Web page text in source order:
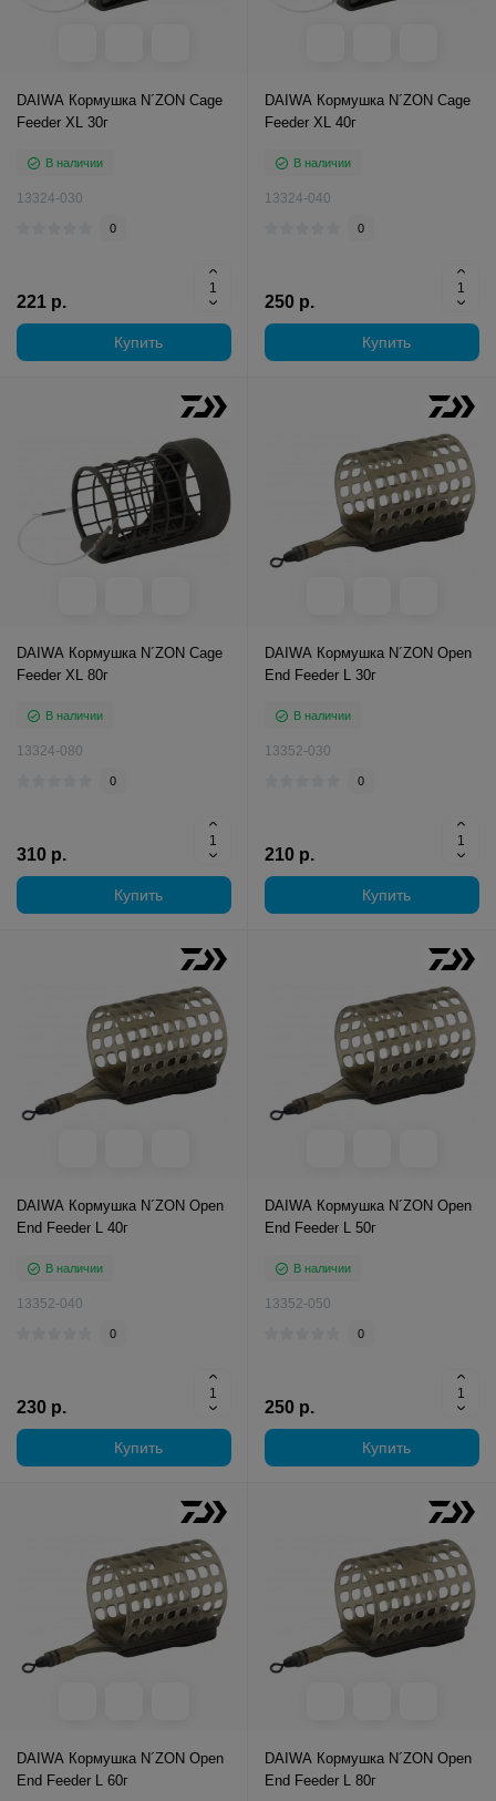
DAIWA Кормушка N´ZON Cage
Feeder XL 30г
В наличии
13324-030
0
221 р.
Купить
DAIWA Кормушка N´ZON Cage
Feeder XL 40г
В наличии
13324-040
0
250 р.
Купить
DAIWA Кормушка N´ZON Cage
Feeder XL 80г
В наличии
13324-080
0
310 р.
Купить
DAIWA Кормушка N´ZON Open
End Feeder L 30г
В наличии
13352-030
0
210 р.
Купить
DAIWA Кормушка N´ZON Open
End Feeder L 40г
В наличии
13352-040
0
230 р.
Купить
DAIWA Кормушка N´ZON Open
End Feeder L 50г
В наличии
13352-050
0
250 р.
Купить
DAIWA Кормушка N´ZON Open
End Feeder L 60г
DAIWA Кормушка N´ZON Open
End Feeder L 80г